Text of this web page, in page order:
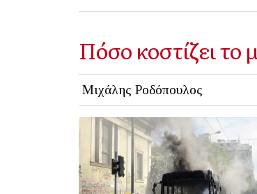
Πόσο κοστίζει το
Μιχάλης Ροδόπουλος